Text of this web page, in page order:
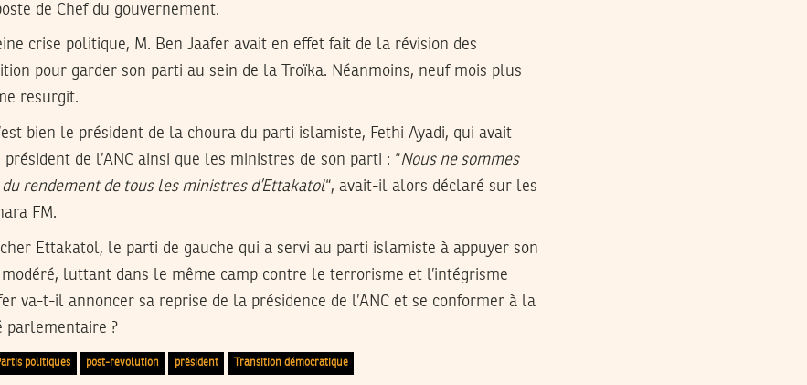
de Chef du gouvernement.
crise politique, M. Ben Jaafer avait en effet fait de la révision des
pour garder son parti au sein de la Troïka. Néanmoins, neuf mois plus
resurgit.
bien le président de la choura du parti islamiste, Fethi Ayadi, qui avait
de l’ANC ainsi que les ministres de son parti : “Nous ne sommes
rendement de tous les ministres d’Ettakatol“, avait-il alors déclaré sur les
FM.
Ettakatol, le parti de gauche qui a servi au parti islamiste à appuyer son
modéré, luttant dans le même camp contre le terrorisme et l’intégrisme
va-t-il annoncer sa reprise de la présidence de l’ANC et se conformer à la
parlementaire ?
politiques post-revolution président Transition démocratique